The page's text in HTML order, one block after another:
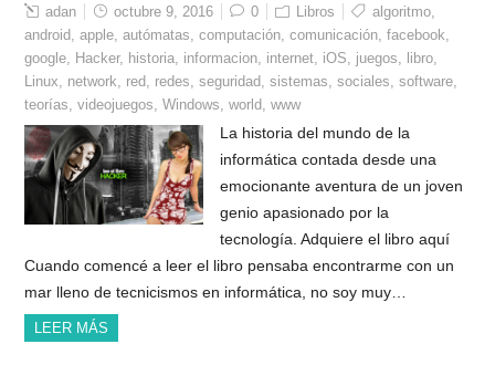
adan octubre 9, 2016 0 Libros algoritmo
android
,apple ,autómatas ,computación ,comunicación ,facebook
google
Hacker, historia informacion internet iOS juegos libro
Linux
network red redes ,seguridad ,sistemas ,sociales ,software
teorías ,videojuegos ,Windows ,world ,www
La historia del mundo de la
informática contada desde una
emocionante aventura de un joven
genio apasionado por la
tecnología. Adquiere el libro aquí
Cuando comencé a leer el libro pensaba encontrarme con un
mar lleno de tecnicismos en informática, no soy muy…
LEER MÁS